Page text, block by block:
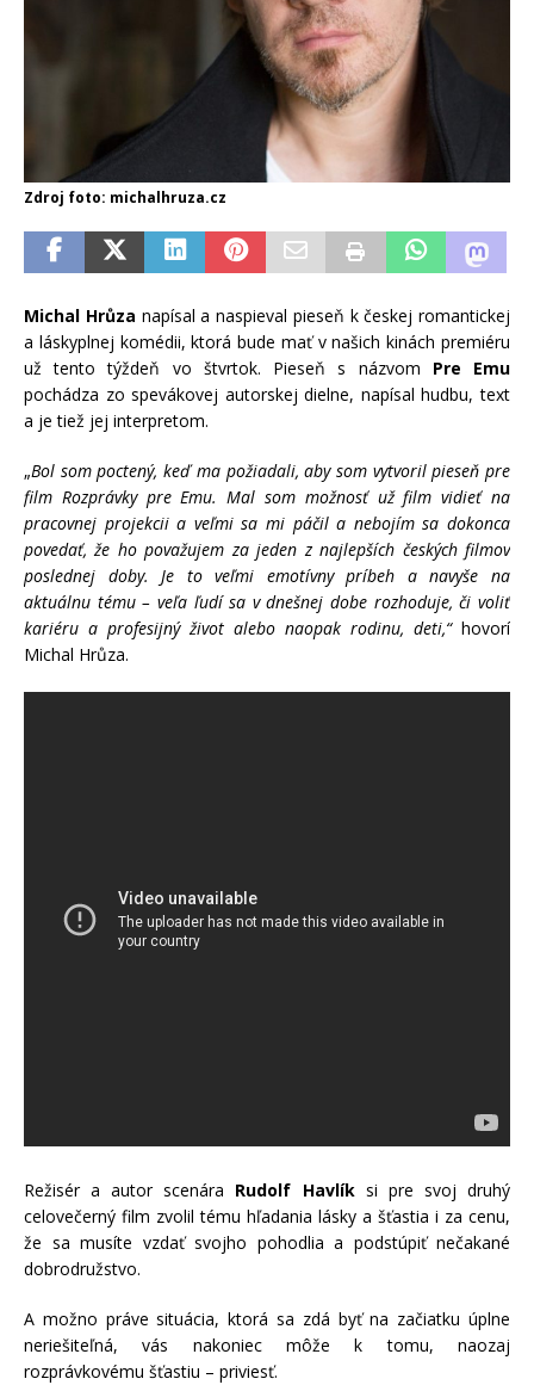
Zdroj foto: michalhruza.cz
Michal Hrůza napísal a naspieval pieseň k českej romantickej
a láskyplnej komédii, ktorá bude mať v našich kinách premiéru
už tento týždeň vo štvrtok. Pieseň s názvom Pre Emu
pochádza zo spevákovej autorskej dielne, napísal hudbu, text
a je tiež jej interpretom.
„Bol som poctený, keď ma požiadali, aby som vytvoril pieseň pre
film Rozprávky pre Emu. Mal som možnosť už film vidieť na
pracovnej projekcii a veľmi sa mi páčil a nebojím sa dokonca
povedať, že ho považujem za jeden z najlepších českých filmov
poslednej doby. Je to veľmi emotívny príbeh a navyše na
aktuálnu tému – veľa ľudí sa v dnešnej dobe rozhoduje, či voliť
kariéru a profesijný život alebo naopak rodinu, deti,“hovorí
Michal Hrůza.
Režisér a autor scenára Rudolf Havlíksi pre svoj druhý
celovečerný film zvolil tému hľadania lásky a šťastia i za cenu,
že sa musíte vzdať svojho pohodlia a podstúpiť nečakané
dobrodružstvo.
A možno práve situácia, ktorá sa zdá byť na začiatku úplne
neriešiteľná, vás nakoniec môže k tomu, naozaj
rozprávkovému šťastiu – priviesť.